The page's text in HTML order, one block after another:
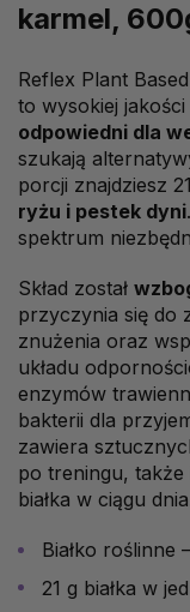
karmel,
Reflex Plant
to wysokiej
odpowiedni dla
szukają
porcji znajdziesz
ryżu i pestek dyni
spektrum
Skład został
przyczynia się do
znużenia oraz
układu
enzymów
bakterii dla
zawiera
po treningu, także
białka w ciągu
Białko roślinne
21 g białka w